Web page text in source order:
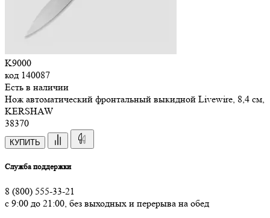
K9000
код 140087
Есть в наличии
Нож автоматический фронтальный выкидной Livewire, 8,4 см,
KERSHAW
38370
КУПИТЬ
Служба поддержки
8 (800) 555-33-21
с 9:00 до 21:00, без выходных и перерыва на обед